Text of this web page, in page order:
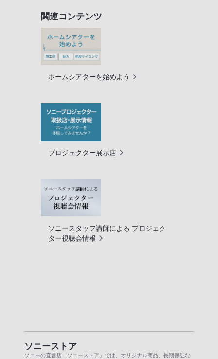
関連コンテンツ
ホームシアターを始めよう
プロジェクター展示店
ソニースタッフ講師による プロジェク
ター視聴会情報
ソニーストア
ソニーの直営店「ソニーストア」では、オリジナル商品、長期保証な